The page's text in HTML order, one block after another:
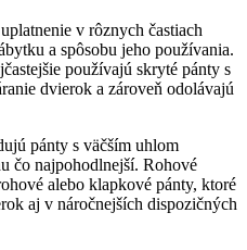
v rôznych častiach
a spôsobu jeho používania.
používajú skryté pánty s
dvierok a zároveň odolávajú
pánty s väčším uhlom
čo najpohodlnejší. Rohové
alebo klapkové pánty, ktoré
aj v náročnejších dispozičných